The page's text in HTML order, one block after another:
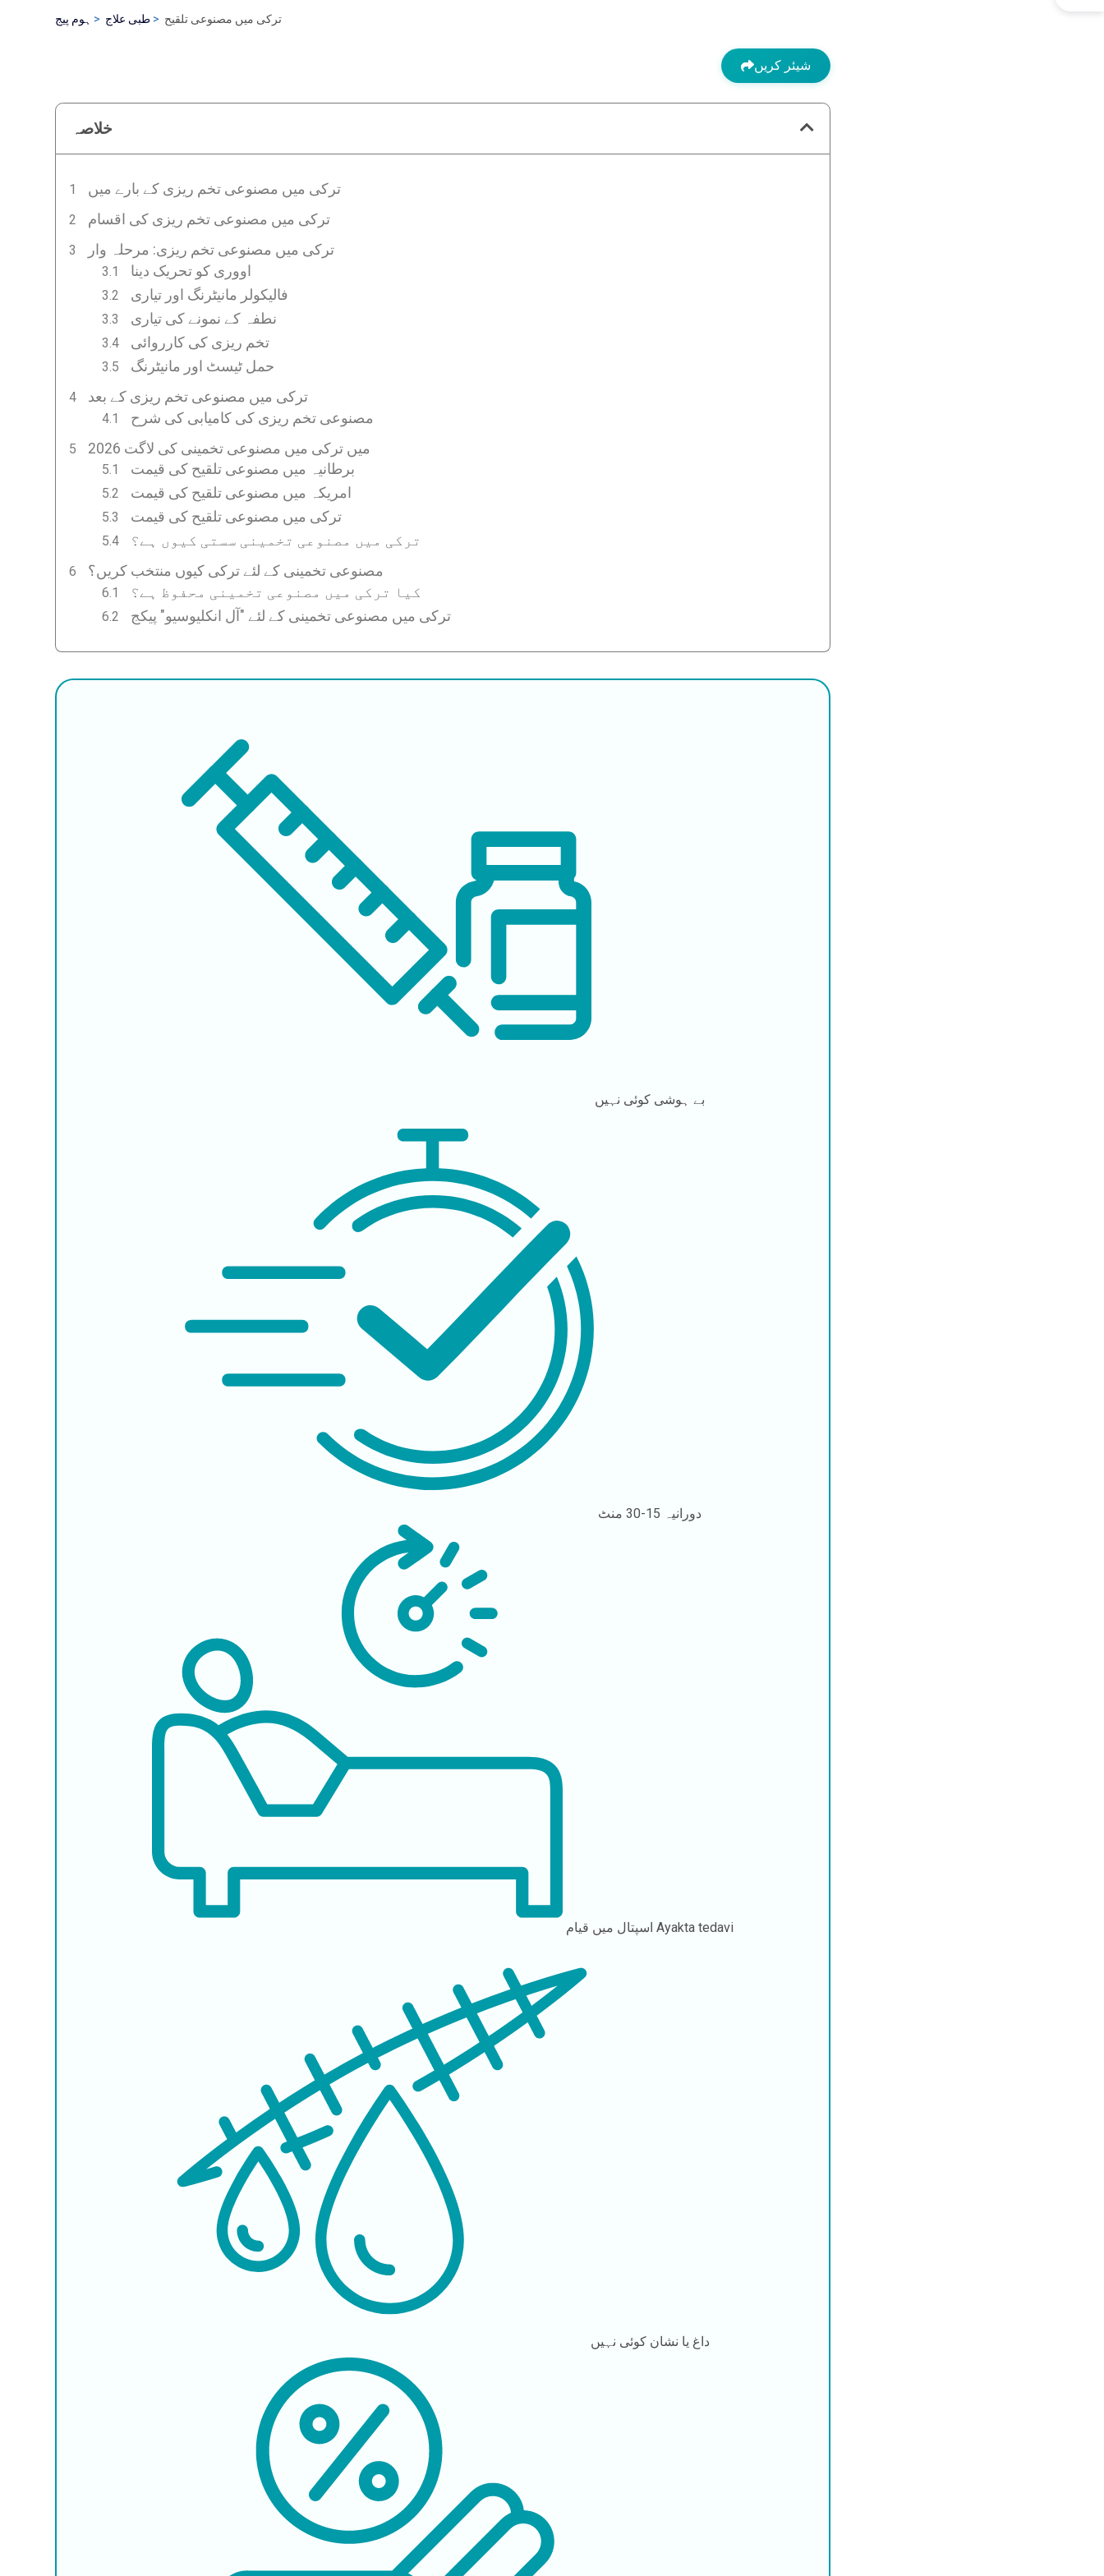
ہوم پیج طبی علاج ترکی میں مصنوعی تلقیح
شیئر کریں
خلاصہ
ترکی میں مصنوعی تخم ریزی کے بارے میں
ترکی میں مصنوعی تخم ریزی کی اقسام
ترکی میں مصنوعی تخم ریزی: مرحلہ وار
اووری کو تحریک دینا
فالیکولر مانیٹرنگ اور تیاری
نطفہ کے نمونے کی تیاری
تخم ریزی کی کارروائی
حمل ٹیسٹ اور مانیٹرنگ
ترکی میں مصنوعی تخم ریزی کے بعد
مصنوعی تخم ریزی کی کامیابی کی شرح
2026 میں ترکی میں مصنوعی تخمینی کی لاگت
برطانیہ میں مصنوعی تلقیح کی قیمت
امریکہ میں مصنوعی تلقیح کی قیمت
ترکی میں مصنوعی تلقیح کی قیمت
ترکی میں مصنوعی تخمینی سستی کیوں ہے؟
مصنوعی تخمینی کے لئے ترکی کیوں منتخب کریں؟
کیا ترکی میں مصنوعی تخمینی محفوظ ہے؟
ترکی میں مصنوعی تخمینی کے لئے "آل انکلیوسیو" پیکج
بے ہوشی کوئی نہیں
دورانیہ 15-30 منٹ
اسپتال میں قیامAyakta tedavi
داغ یا نشانکوئی نہیں